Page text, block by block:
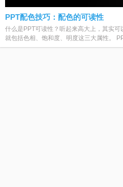
PPT配色技巧：配色的可读性
什么是PPT可读性？听起来高大上，其实
就包括色相、饱和度、明度这三大属性。